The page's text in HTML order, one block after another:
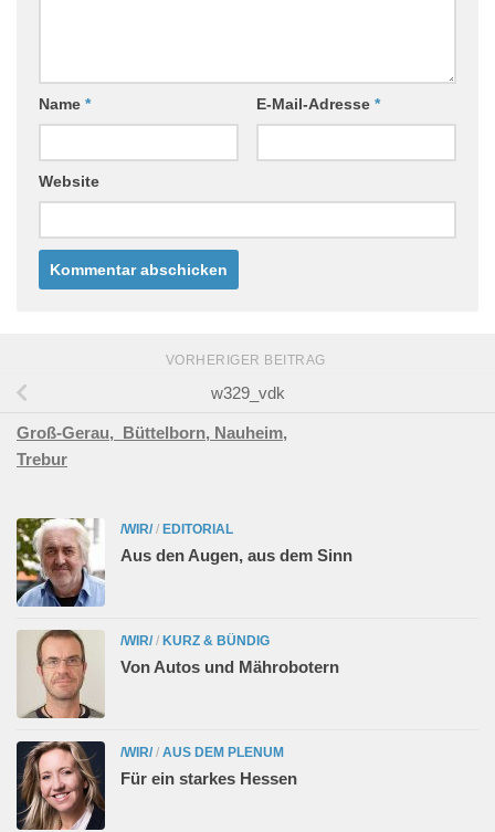
Name * E-Mail-Adresse *
Website
VORHERIGER BEITRAG
w329_vdk
Groß-Gerau, Büttelborn, Nauheim,
Trebur
/WIR/ / EDITORIAL
Aus den Augen, aus dem Sinn
/WIR/ / KURZ & BÜNDIG
Von Autos und Mährobotern
/WIR/ / AUS DEM PLENUM
Für ein starkes Hessen